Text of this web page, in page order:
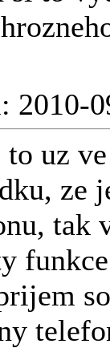
2010-
to uz
ze
tak